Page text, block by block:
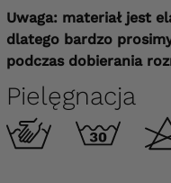
Uwaga: materiał jest
dlatego bardzo
podczas dobierania
Pielęgnacja